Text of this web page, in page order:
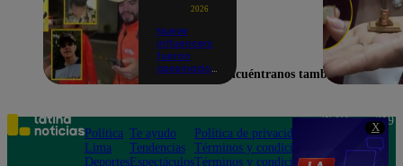
X
2026
Nueve
influencers
fueron
asesinados
el Cártel de
Sinaloa
Encuéntranos también en
Política
Lima
Deportes
Te ayudo
Tendencias
Espectáculos
Política de privacidad
Términos y condiciones
Términos y condiciones
Teléfono: 219
Av. San